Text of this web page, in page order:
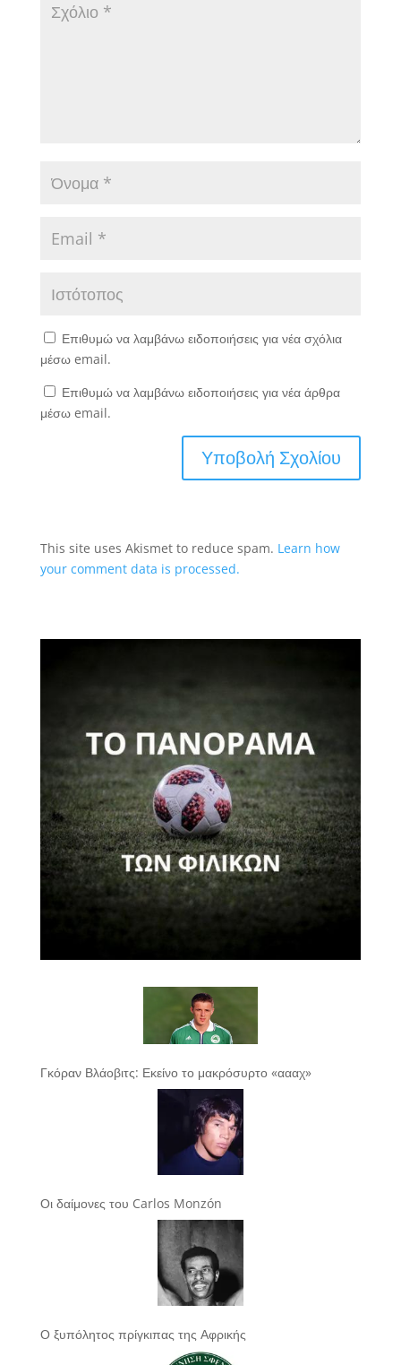
Επιθυμώ να λαμβάνω ειδοποιήσεις για νέα σχόλια
μέσω email.
Επιθυμώ να λαμβάνω ειδοποιήσεις για νέα άρθρα
μέσω email.
This site uses Akismet to reduce spam. Learn how
your comment data is processed.
Γκόραν Βλάοβιτς: Εκείνο το μακρόσυρτο «αααχ»
Οι δαίμονες του Carlos Monzón
Ο ξυπόλητος πρίγκιπας της Αφρικής